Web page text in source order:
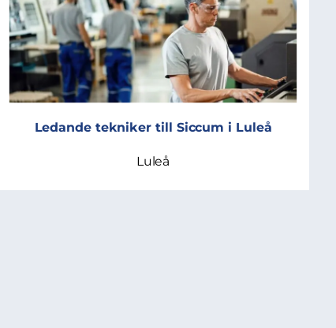
Ledande tekniker till Siccum i Luleå
Luleå